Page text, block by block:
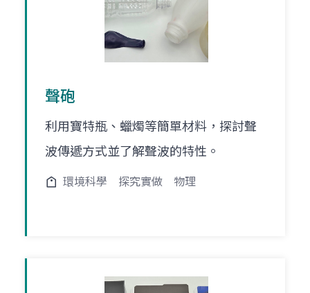
聲砲
利用寶特瓶、蠟燭等簡單材料，探討聲
波傳遞方式並了解聲波的特性。
環境科學 探究實做 物理